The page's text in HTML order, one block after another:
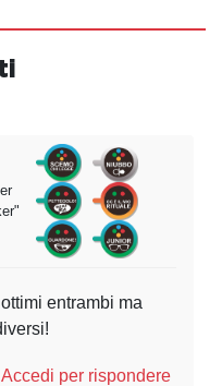
entrambi ma
Accedi per rispondere